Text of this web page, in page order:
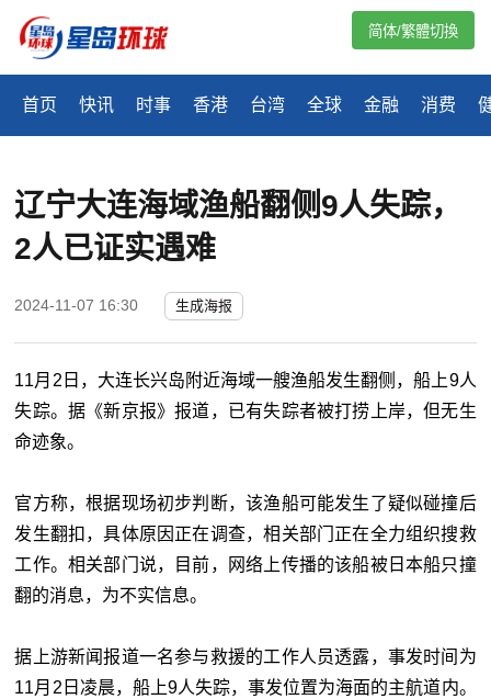
首页 快讯 时事 香港 台湾 全球 金融 消费
简体/繁體切換
辽宁大连海域渔船翻侧9人失踪，
2人已证实遇难
2024-11-07 16:30 生成海报
11月2日，大连长兴岛附近海域一艘渔船发生翻侧，船上9人
失踪。据《新京报》报道，已有失踪者被打捞上岸，但无生
命迹象。
官方称，根据现场初步判断，该渔船可能发生了疑似碰撞后
发生翻扣，具体原因正在调查，相关部门正在全力组织搜救
工作。相关部门说，目前，网络上传播的该船被日本船只撞
翻的消息，为不实信息。
据上游新闻报道一名参与救援的工作人员透露，事发时间为
11月2日凌晨，船上9人失踪，事发位置为海面的主航道内。